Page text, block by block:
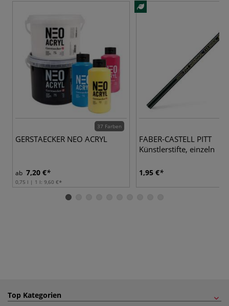
37 Farben
GERSTAECKER NEO ACRYL
ab 7,20 €
0,75 l | 1 l: 9,60 €
FABER-CASTELL PITT
Künstlerstifte, einzeln
1,95 €
Top Kategorien